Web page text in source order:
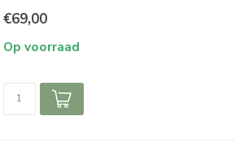
€69,00
Op voorraad